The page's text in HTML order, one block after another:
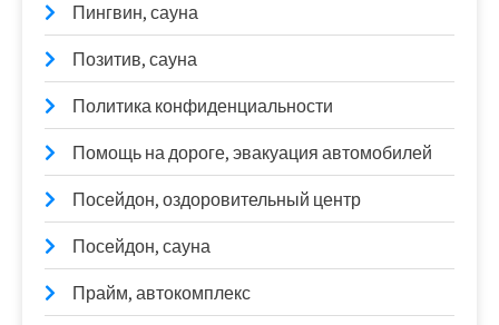
Пингвин, сауна
Позитив, сауна
Политика конфиденциальности
Помощь на дороге, эвакуация автомобилей
Посейдон, оздоровительный центр
Посейдон, сауна
Прайм, автокомплекс